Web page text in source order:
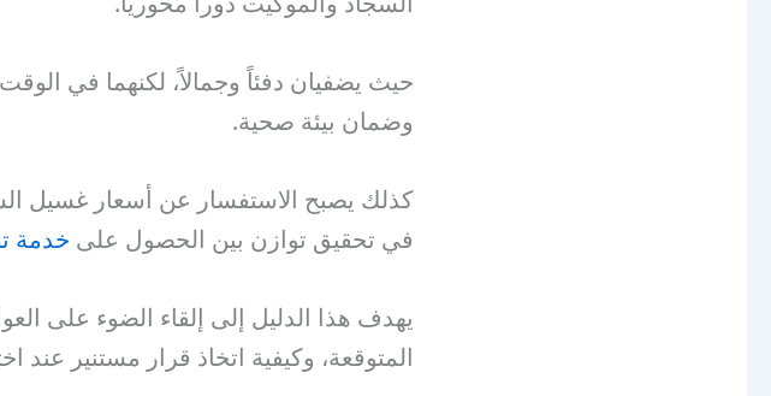
حيث يضفيان دفئاً وجمالاً، لكنهما في
وضمان بيئة صحية.
كذلك يصبح الاستفسار عن أسعار غسيل
في تحقيق توازن بين الحصول على خدمة
يهدف هذا الدليل إلى إلقاء الضوء على
المتوقعة، وكيفية اتخاذ قرار مستنير عند